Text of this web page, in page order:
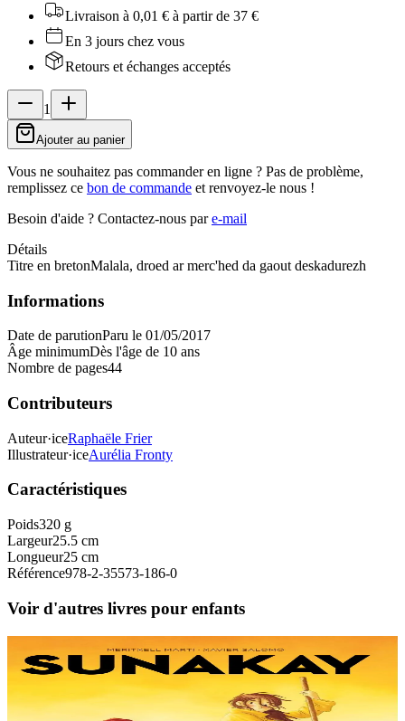
Livraison à 0,01 € à partir de 37 €
En 3 jours chez vous
Retours et échanges acceptés
1
Ajouter au panier
Vous ne souhaitez pas commander en ligne ? Pas de problème,
remplissez ce bon de commande et renvoyez-le nous !
Besoin d'aide ? Contactez-nous pare-mail
Détails
Titre en bretonMalala, droed ar merc'hed da gaout deskadurezh
Informations
Date de parutionParu le 01/05/2017
Âge minimumDès l'âge de 10 ans
Nombre de pages44
Contributeurs
Auteur·iceRaphaële Frier
Illustrateur·iceAurélia Fronty
Caractéristiques
Poids320 g
Largeur25.5 cm
Longueur25 cm
Référence978-2-35573-186-0
Voir d'autres livres pour enfants
TES
Sunakay